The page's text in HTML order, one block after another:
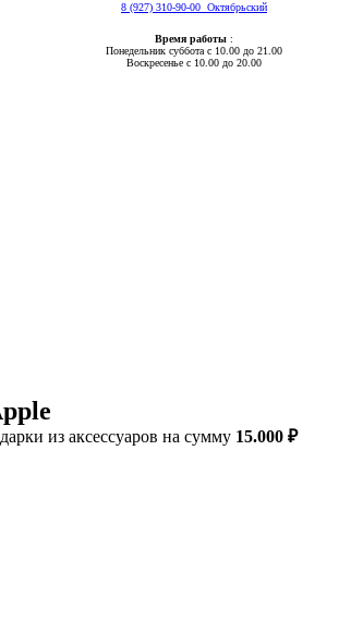
8 (927) 310-90-00 Октябрьский
Время работы :
Понедельник суббота с 10.00 до 21.00
Воскресенье с 10.00 до 20.00
из аксессуаров на сумму 15.000 ₽